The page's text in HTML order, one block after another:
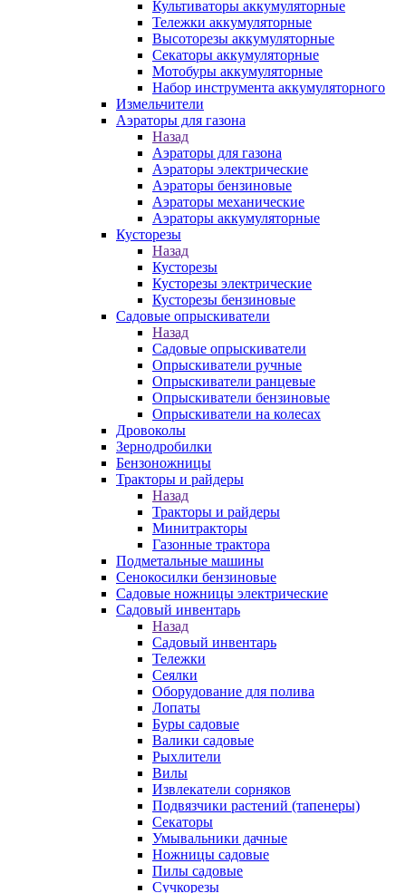
Культиваторы аккумуляторные
Тележки аккумуляторные
Высоторезы аккумуляторные
Секаторы аккумуляторные
Мотобуры аккумуляторные
Набор инструмента аккумуляторного
Измельчители
Аэраторы для газона
Назад
Аэраторы для газона
Аэраторы электрические
Аэраторы бензиновые
Аэраторы механические
Аэраторы аккумуляторные
Кусторезы
Назад
Кусторезы
Кусторезы электрические
Кусторезы бензиновые
Садовые опрыскиватели
Назад
Садовые опрыскиватели
Опрыскиватели ручные
Опрыскиватели ранцевые
Опрыскиватели бензиновые
Опрыскиватели на колесах
Дровоколы
Зернодробилки
Бензоножницы
Тракторы и райдеры
Назад
Тракторы и райдеры
Минитракторы
Газонные трактора
Подметальные машины
Сенокосилки бензиновые
Садовые ножницы электрические
Садовый инвентарь
Назад
Садовый инвентарь
Тележки
Сеялки
Оборудование для полива
Лопаты
Буры садовые
Валики садовые
Рыхлители
Вилы
Извлекатели сорняков
Подвязчики растений (тапенеры)
Секаторы
Умывальники дачные
Ножницы садовые
Пилы садовые
Сучкорезы